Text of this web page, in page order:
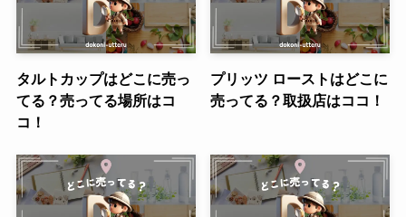
タルトカップはどこに売っ
てる？売ってる場所はコ
コ！
プリッツ ローストはどこに
売ってる？取扱店はココ！